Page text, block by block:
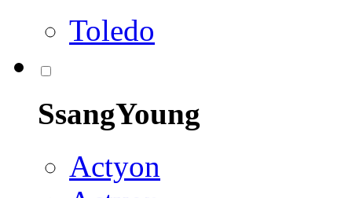
Toledo
SsangYoung
Actyon